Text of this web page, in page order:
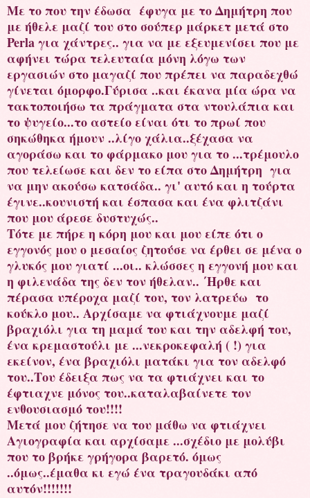
Με το που την έδωσα έφυγα με το Δημήτρη που
με ήθελε μαζί του στο σούπερ μάρκετ μετά στο
Perla για χάντρες.. για να με εξευμενίσει που με
αφήνει τώρα τελευταία μόνη λόγω των
εργασιών στο μαγαζί που πρέπει να παραδεχθώ
γίνεται όμορφο.Γύρισα ..και έκανα μία ώρα να
τακτοποιήσω τα πράγματα στα ντουλάπια και
το ψυγείο...το αστείο είναι ότι το πρωί που
σηκώθηκα ήμουν ..λίγο χάλια..ξέχασα να
αγοράσω και το φάρμακο μου για το ...τρέμουλο
που τελείωσε και δεν το είπα στο Δημήτρη για
να μην ακούσω κατσάδα.. γι' αυτό και η τούρτα
έγινε..κουνιστή και έσπασα και ένα φλιτζάνι
που μου άρεσε δυστυχώς..
Τότε με πήρε η κόρη μου και μου είπε ότι ο
εγγονός μου ο μεσαίος ζητούσε να έρθει σε μένα ο
γλυκός μου γιατί ...οι.. κλώσσες η εγγονή μου και
η φιλενάδα της δεν τον ήθελαν.. ΄Ηρθε και
πέρασα υπέροχα μαζί του, τον λατρεύω το
κούκλο μου.. Αρχίσαμε να φτιάχνουμε μαζί
βραχιόλι για τη μαμά του και την αδελφή του,
ένα κρεμαστούλι με ...νεκροκεφαλή ( !) για
εκείνον, ένα βραχιόλι ματάκι για τον αδελφό
του..Του έδειξα πως να τα φτιάχνει και το
έφτιαχνε μόνος του..καταλαβαίνετε τον
ενθουσιασμό του!!!!
Μετά μου ζήτησε να του μάθω να φτιάχνει
Αγιογραφία και αρχίσαμε ...σχέδιο με μολύβι
που το βρήκε γρήγορα βαρετό. όμως
..όμως..έμαθα κι εγώ ένα τραγουδάκι από
αυτόν!!!!!!!